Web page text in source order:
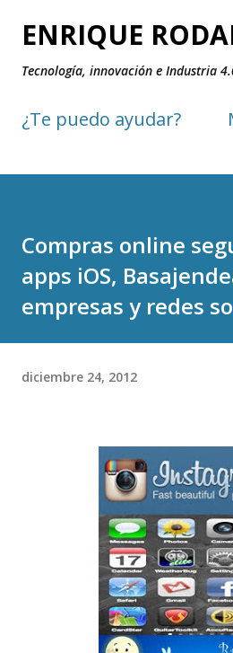
Ir al contenido
ENRIQUE
Tecnología, innovación e Industria
¿Te puedo ayudar?
Compras online
apps iOS,
empresas y redes
diciembre 24, 2012